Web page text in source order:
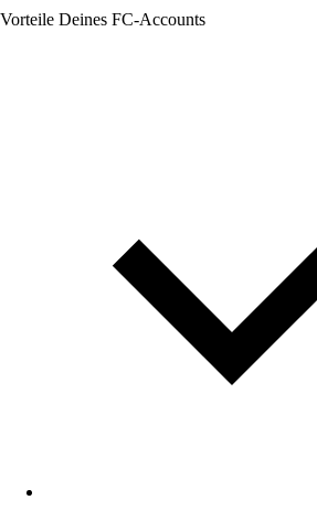
Vorteile Deines FC-Accounts